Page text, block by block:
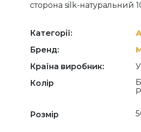
сторона silk-натуральний
Категорії:
Бренд:
Країна виробник:
Колір
Розмір